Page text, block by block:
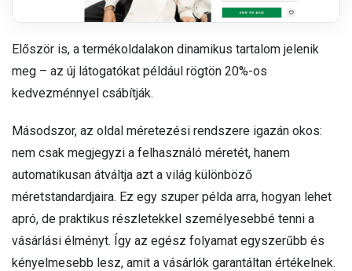
Először is, a termékoldalakon dinamikus tartalom jelenik
meg – az új látogatókat például rögtön 20%-os
kedvezménnyel csábítják.
Másodszor, az oldal méretezési rendszere igazán okos:
nem csak megjegyzi a felhasználó méretét, hanem
automatikusan átváltja azt a világ különböző
méretstandardjaira. Ez egy szuper példa arra, hogyan lehet
apró, de praktikus részletekkel személyesebbé tenni a
vásárlási élményt. Így az egész folyamat egyszerűbb és
kényelmesebb lesz, amit a vásárlók garantáltan értékelnek.